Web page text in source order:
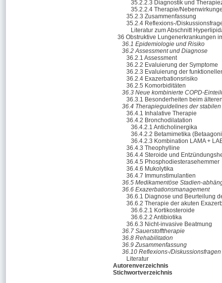
35.2.2.3 Diagnostik und
35.2.2.4 Therapie/
35.2.3 Zusammenfassung
35.2.4 Reflexions-/
Literatur zum Abschnitt
36 Obstruktive Lungenerkrankungen
36.1 Epidemiologie und Risiko
36.2 Assessment und Diagnose
36.2.1 Assessment
36.2.2 Evaluierung der Symptome
36.2.3 Evaluierung der
36.2.4 Exazerbationsrisiko
36.2.5 Komorbiditäten
36.3 Neue kombinierte COPD-
36.3.1 Besonderheiten beim
36.4 Therapieguidelines der stabilen
36.4.1 Inhalative Therapie
36.4.2 Bronchodilatation
36.4.2.1 Anticholinergika
36.4.2.2 Betamimetika
36.4.2.3 Kombination LAMA +
36.4.3 Theophylline
36.4.4 Steroide und
36.4.5 Phosphodiesterasehemmer
36.4.6 Mukolytika
36.4.7 Immunstimulantien
36.5 Medikamentöse Stadien-
36.6 Exazerbationsmanagement
36.6.1 Diagnose und Beurteilung
36.6.2 Therapie der akuten
36.6.2.1 Kortikosteroide
36.6.2.2 Antibiotika
36.6.3 Nicht-invasive Beatmung
36.7 Sauerstofftherapie
36.8 Rehabilitation
36.9 Zusammenfassung
36.10 Reflexions-/Diskussionsfragen
Literatur
Autorenverzeichnis
Stichwortverzeichnis